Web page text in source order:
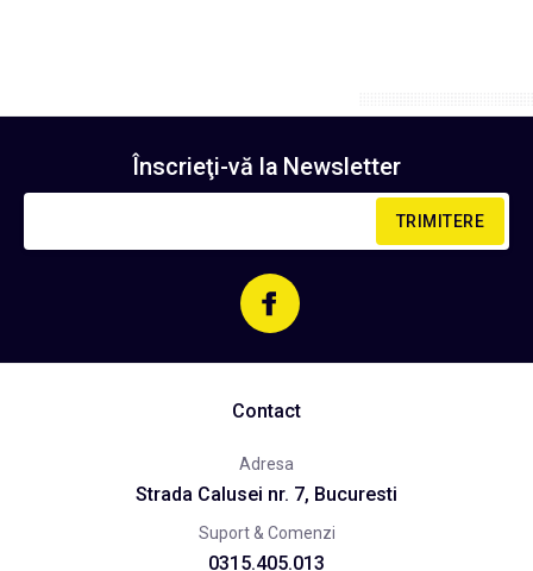
Înscrieţi-vă la Newsletter
TRIMITERE
Contact
Adresa
Strada Calusei nr. 7, Bucuresti
Suport & Comenzi
0315.405.013